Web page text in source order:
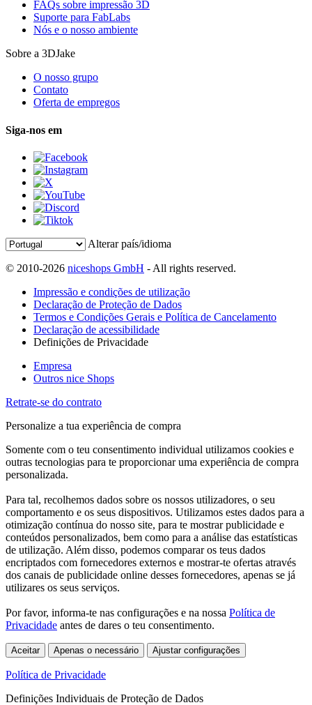
FAQs sobre impressão 3D
Suporte para FabLabs
Nós e o nosso ambiente
Sobre a 3DJake
O nosso grupo
Contato
Oferta de empregos
Siga-nos em
Alterar país/idioma
© 2010-2026 niceshops GmbH - All rights reserved.
Impressão e condições de utilização
Declaração de Proteção de Dados
Termos e Condições Gerais e Política de Cancelamento
Declaração de acessibilidade
Definições de Privacidade
Empresa
Outros nice Shops
Retrate-se do contrato
Personalize a tua experiência de compra
Somente com o teu consentimento individual utilizamos cookies e
outras tecnologias para te proporcionar uma experiência de compra
personalizada.
Para tal, recolhemos dados sobre os nossos utilizadores, o seu
comportamento e os seus dispositivos. Utilizamos estes dados para a
otimização contínua do nosso site, para te mostrar publicidade e
conteúdos personalizados, bem como para a análise das estatísticas
de utilização. Além disso, podemos comparar os teus dados
encriptados com fornecedores externos e mostrar-te ofertas através
dos canais de publicidade online desses fornecedores, apenas se já
utilizares os seus serviços.
Por favor, informa-te nas configurações e na nossa Política de
Privacidade antes de dares o teu consentimento.
Aceitar Apenas o necessário Ajustar configurações
Política de Privacidade
Definições Individuais de Proteção de Dados